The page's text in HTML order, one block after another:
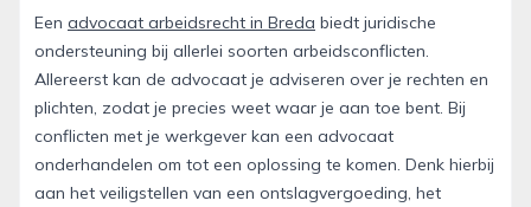
Een advocaat arbeidsrecht in Breda biedt juridische
ondersteuning bij allerlei soorten arbeidsconflicten.
Allereerst kan de advocaat je adviseren over je rechten en
plichten, zodat je precies weet waar je aan toe bent. Bij
conflicten met je werkgever kan een advocaat
onderhandelen om tot een oplossing te komen. Denk hierbij
aan het veiligstellen van een ontslagvergoeding, het